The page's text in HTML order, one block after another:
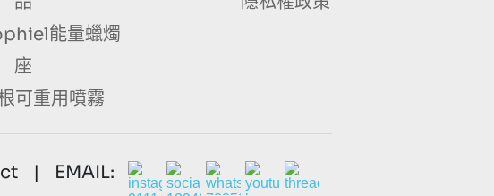
能量蠟燭
座
可重用噴霧
| EMAIL: